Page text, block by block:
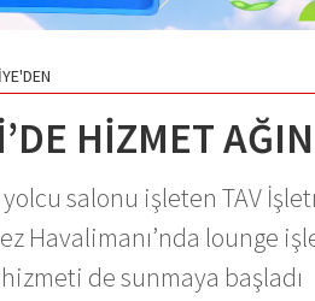
HİZMET
salonu işleten TAV
Havalimanı’nda lounge
de sunmaya başladı